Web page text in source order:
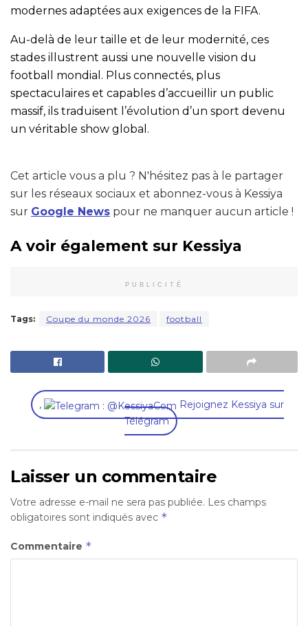
modernes adaptées aux exigences de la FIFA.
Au-delà de leur taille et de leur modernité, ces
stades illustrent aussi une nouvelle vision du
football mondial. Plus connectés, plus
spectaculaires et capables d’accueillir un public
massif, ils traduisent l’évolution d’un sport devenu
un véritable show global.
Cet article vous a plu ? N'hésitez pas à le partager
sur les réseaux sociaux et abonnez-vous à Kessiya
sur Google News pour ne manquer aucun article !
A voir également sur Kessiya
PUBLICITÉ
Tags: Coupe du monde 2026 football
,
Rejoignez Kessiya sur
Télégram
Laisser un commentaire
Votre adresse e-mail ne sera pas publiée. Les champs
obligatoires sont indiqués avec *
Commentaire *